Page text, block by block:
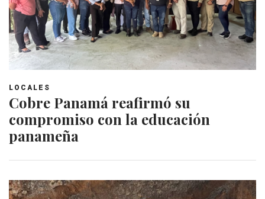
LOCALES
Cobre Panamá reafirmó su
compromiso con la educación
panameña